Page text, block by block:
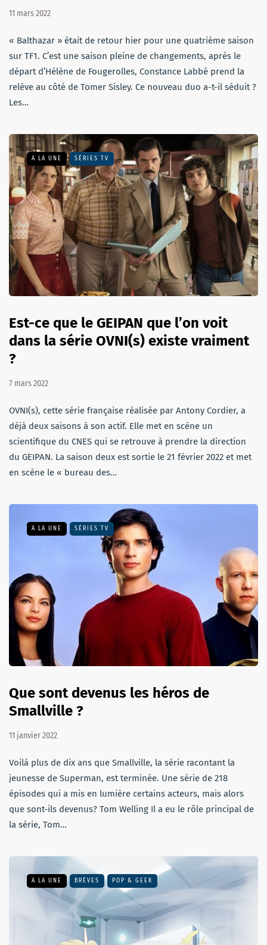
11 mars 2022
« Balthazar » était de retour hier pour une quatrième saison
sur TF1. C’est une saison pleine de changements, après le
départ d’Hélène de Fougerolles, Constance Labbé prend la
relève au côté de Tomer Sisley. Ce nouveau duo a-t-il séduit ?
Les…
A LA UNE SÉRIES TV
Est-ce que le GEIPAN que l’on voit
dans la série OVNI(s) existe vraiment
?
7 mars 2022
OVNI(s), cette série française réalisée par Antony Cordier, a
déjà deux saisons à son actif. Elle met en scène un
scientifique du CNES qui se retrouve à prendre la direction
du GEIPAN. La saison deux est sortie le 21 février 2022 et met
en scène le « bureau des…
A LA UNE SÉRIES TV
Que sont devenus les héros de
Smallville ?
11 janvier 2022
Voilà plus de dix ans que Smallville, la série racontant la
jeunesse de Superman, est terminée. Une série de 218
épisodes qui a mis en lumière certains acteurs, mais alors
que sont-ils devenus? Tom Welling Il a eu le rôle principal de
la série, Tom…
A LA UNE BRÈVES POP & GEEK